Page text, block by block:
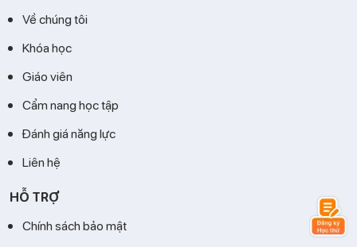
Về chúng tôi
Khóa học
Giáo viên
Cẩm nang học tập
Đánh giá năng lực
Liên hệ
HỖ TRỢ
Chính sách bảo mật